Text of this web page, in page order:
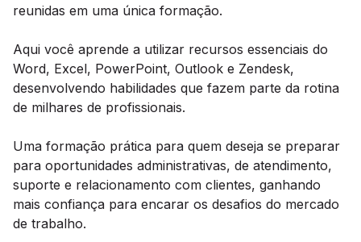
reunidas em uma única formação.
Aqui você aprende a utilizar recursos essenciais do
Word, Excel, PowerPoint, Outlook e Zendesk,
desenvolvendo habilidades que fazem parte da rotina
de milhares de profissionais.
Uma formação prática para quem deseja se preparar
para oportunidades administrativas, de atendimento,
suporte e relacionamento com clientes, ganhando
mais confiança para encarar os desafios do mercado
de trabalho.